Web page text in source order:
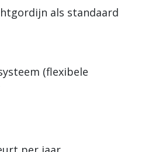
als standaard
(flexibele